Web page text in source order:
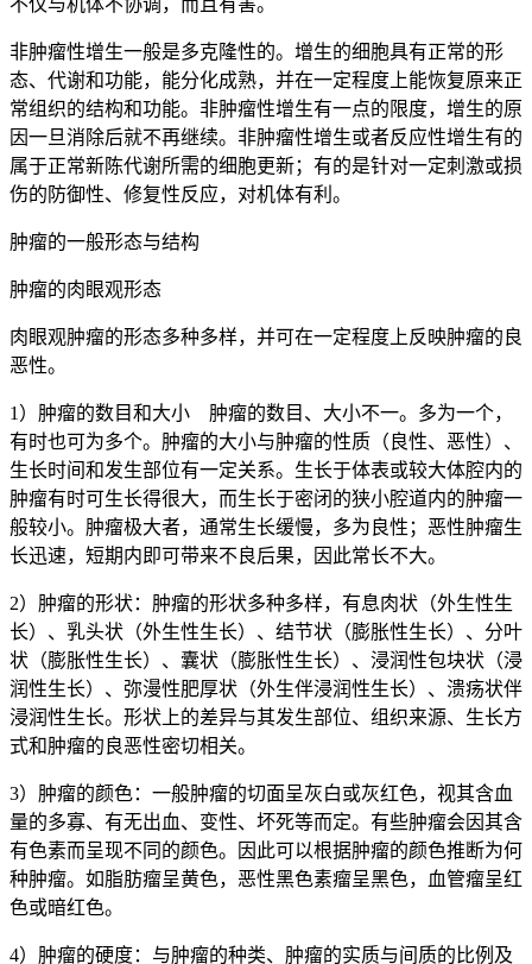
非肿瘤性增生一般是多克隆性的。增生的细胞具有正常的形
态、代谢和功能，能分化成熟，并在一定程度上能恢复原来正
常组织的结构和功能。非肿瘤性增生有一点的限度，增生的原
因一旦消除后就不再继续。非肿瘤性增生或者反应性增生有的
属于正常新陈代谢所需的细胞更新；有的是针对一定刺激或损
伤的防御性、修复性反应，对机体有利。
肿瘤的一般形态与结构
肿瘤的肉眼观形态
肉眼观肿瘤的形态多种多样，并可在一定程度上反映肿瘤的良
恶性。
1）肿瘤的数目和大小 肿瘤的数目、大小不一。多为一个，
有时也可为多个。肿瘤的大小与肿瘤的性质（良性、恶性）、
生长时间和发生部位有一定关系。生长于体表或较大体腔内的
肿瘤有时可生长得很大，而生长于密闭的狭小腔道内的肿瘤一
般较小。肿瘤极大者，通常生长缓慢，多为良性；恶性肿瘤生
长迅速，短期内即可带来不良后果，因此常长不大。
2）肿瘤的形状：肿瘤的形状多种多样，有息肉状（外生性生
长）、乳头状（外生性生长）、结节状（膨胀性生长）、分叶
状（膨胀性生长）、囊状（膨胀性生长）、浸润性包块状（浸
润性生长）、弥漫性肥厚状（外生伴浸润性生长）、溃疡状伴
浸润性生长。形状上的差异与其发生部位、组织来源、生长方
式和肿瘤的良恶性密切相关。
3）肿瘤的颜色：一般肿瘤的切面呈灰白或灰红色，视其含血
量的多寡、有无出血、变性、坏死等而定。有些肿瘤会因其含
有色素而呈现不同的颜色。因此可以根据肿瘤的颜色推断为何
种肿瘤。如脂肪瘤呈黄色，恶性黑色素瘤呈黑色，血管瘤呈红
色或暗红色。
4）肿瘤的硬度：与肿瘤的种类、肿瘤的实质与间质的比例及